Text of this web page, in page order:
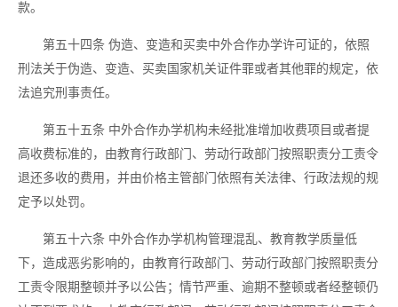
款。
第五十四条 伪造、变造和买卖中外合作办学许可证的，依照
刑法关于伪造、变造、买卖国家机关证件罪或者其他罪的规定，依
法追究刑事责任。
第五十五条 中外合作办学机构未经批准增加收费项目或者提
高收费标准的，由教育行政部门、劳动行政部门按照职责分工责令
退还多收的费用，并由价格主管部门依照有关法律、行政法规的规
定予以处罚。
第五十六条 中外合作办学机构管理混乱、教育教学质量低
下，造成恶劣影响的，由教育行政部门、劳动行政部门按照职责分
工责令限期整顿并予以公告；情节严重、逾期不整顿或者经整顿仍